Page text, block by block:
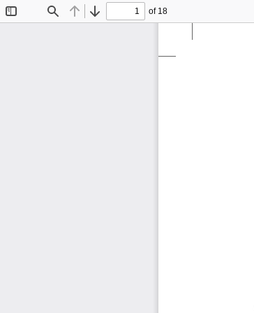
Find Previous
Next
of 18